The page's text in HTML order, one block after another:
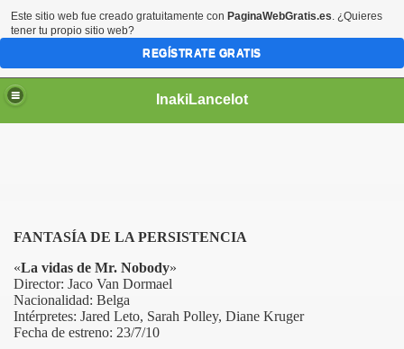
InakiLancelot
FANTASÍA DE LA PERSISTENCIA
«La vidas de Mr. Nobody»
Director: Jaco Van Dormael
Nacionalidad: Belga
Intérpretes: Jared Leto, Sarah Polley, Diane Kruger
Fecha de estreno: 23/7/10
Este sitio web fue creado gratuitamente con PaginaWebGratis.es. ¿Quieres
tener tu propio sitio web?
REGÍSTRATE GRATIS